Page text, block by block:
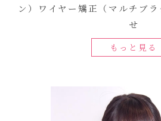
ン）ワイヤー矯正（マルチブ
せ
もっと見る